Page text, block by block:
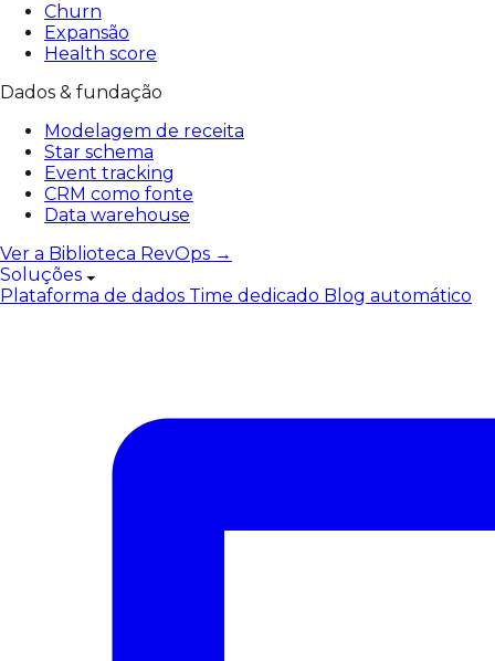
Churn
Expansão
Health score
Dados & fundação
Modelagem de receita
Star schema
Event tracking
CRM como fonte
Data warehouse
Ver a Biblioteca RevOps →
Soluções
Plataforma de dados Time dedicado Blog automático